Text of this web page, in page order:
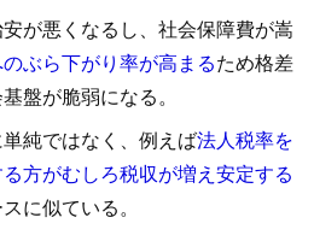
が悪くなるし、社会保障費が嵩
ぶら下がり率が高まるため格差
盤が脆弱になる。
純ではなく、例えば法人税率を
方がむしろ税収が増え安定する
に似ている。